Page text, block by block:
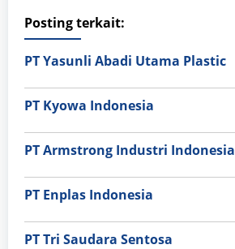
Posting terkait:
PT Yasunli Abadi Utama Plastic
PT Kyowa Indonesia
PT Armstrong Industri Indonesia
PT Enplas Indonesia
PT Tri Saudara Sentosa